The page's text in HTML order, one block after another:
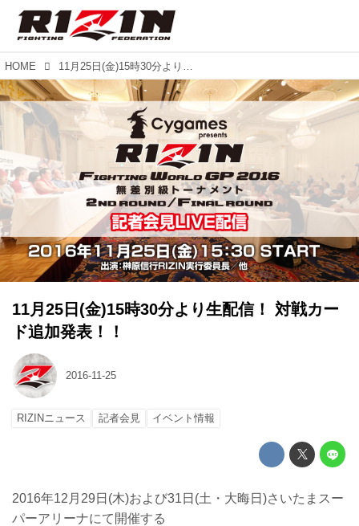
HOME 11月25日(金)15時30分より生配信！ 対戦カード追加発表！！
11月25日(金)15時30分より生配信！ 対戦カー
ド追加発表！！
2016-11-25
RIZINニュース 記者会見 イベント情報
2016年12月29日(木)および31日(土・大晦日)さいたまスー
パーアリーナにて開催する